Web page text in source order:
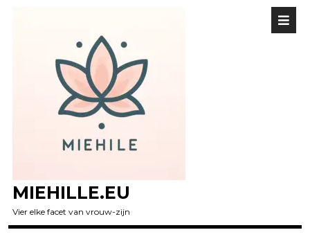
MIEHILLE.EU
Vier elke facet van vrouw-zijn